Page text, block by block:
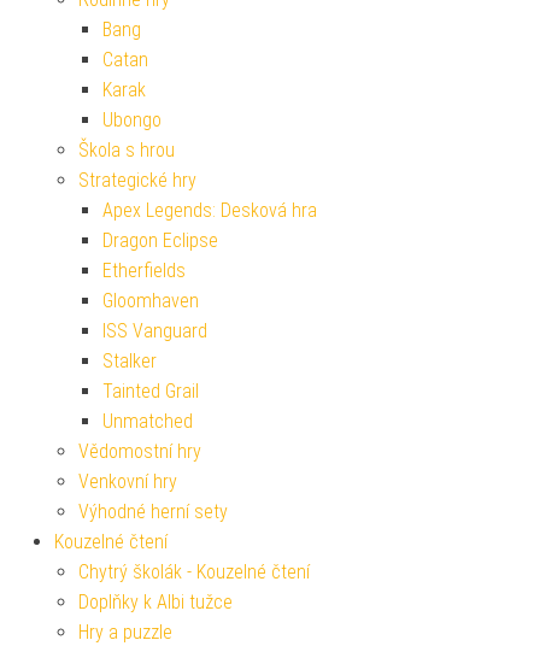
Bang
Catan
Karak
Ubongo
Škola s hrou
Strategické hry
Apex Legends: Desková hra
Dragon Eclipse
Etherfields
Gloomhaven
ISS Vanguard
Stalker
Tainted Grail
Unmatched
Vědomostní hry
Venkovní hry
Výhodné herní sety
Kouzelné čtení
Chytrý školák - Kouzelné čtení
Doplňky k Albi tužce
Hry a puzzle